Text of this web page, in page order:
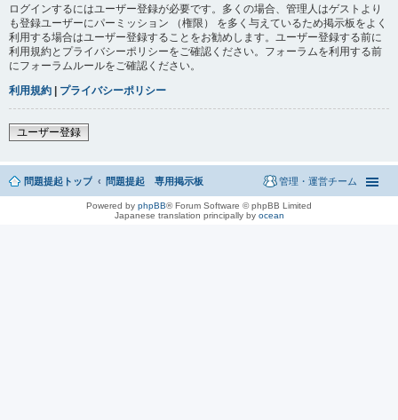
ログインするにはユーザー登録が必要です。多くの場合、管理人はゲストより
も登録ユーザーにパーミッション （権限） を多く与えているため掲示板をよく
利用する場合はユーザー登録することをお勧めします。ユーザー登録する前に
利用規約とプライバシーポリシーをご確認ください。フォーラムを利用する前
にフォーラムルールをご確認ください。
利用規約 | プライバシーポリシー
ユーザー登録
問題提起トップ 問題提起 専用掲示板 管理・運営チーム
Powered by phpBB® Forum Software © phpBB Limited
Japanese translation principally by ocean